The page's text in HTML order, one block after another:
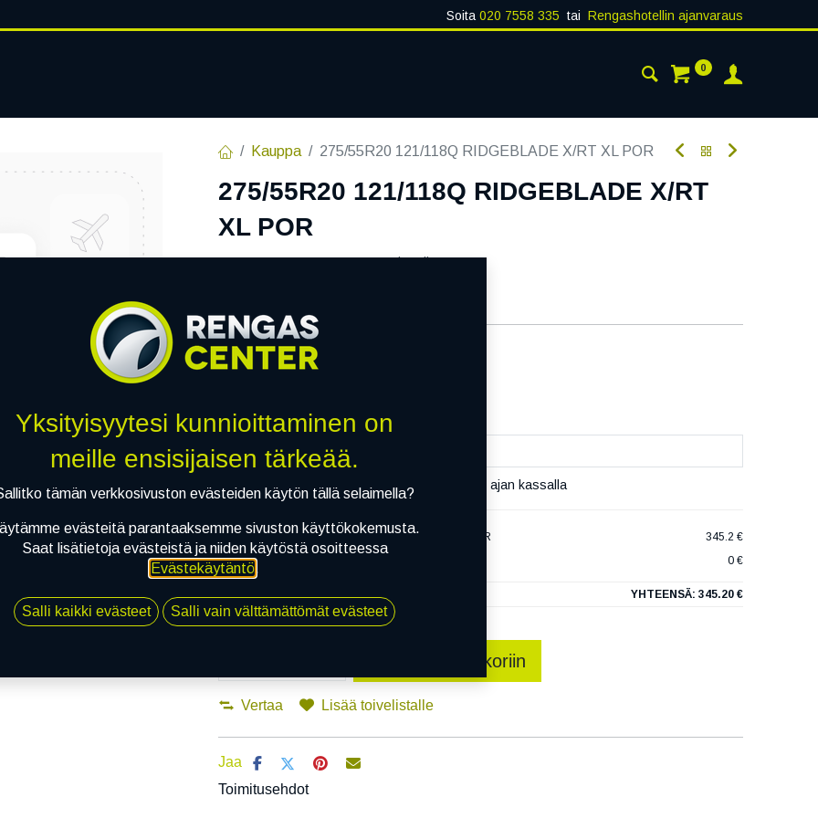
Soita 020 7558 335 tai Rengashotellin ajanvaraus
0
Kauppa 275/55R20 121/118Q RIDGEBLADE X/RT XL POR
275/55R20 121/118Q RIDGEBLADE X/RT
XL POR
EAN:6974748813236 Tuotekoodi:315985
Toimittajilla (ulkomaa):
Toimitusaika:
Asennuspalvelu
Mikäli valitset asennuksen, pääset varaamaan ajan kassalla
1X 275/55R20 121/118Q RIDGEBLADE X/RT XL POR
345.2 €
EI ASENNUSTA
0 €
YHTEENSÄ: 345.20 €
Lisää ostoskoriin
Vertaa Lisää toivelistalle
Jaa
Toimitusehdot
Yksityisyytesi kunnioittaminen on
meille ensisijaisen tärkeää.
tämän verkkosivuston evästeiden käytön tällä selaimella?
evästeitä parantaaksemme sivuston käyttökokemusta.
Saat lisätietoja evästeistä ja niiden käytöstä osoitteessa
Evästekäytäntö.
Salli kaikki evästeet Salli vain välttämättömät evästeet